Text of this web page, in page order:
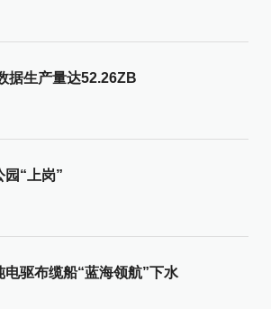
据生产量达52.26ZB
园“上岗”
电驱布缆船“蓝海领航”下水